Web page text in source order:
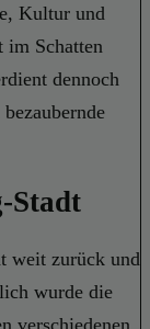
Kultur und
im Schatten
dennoch
Stadt
weit zurück und
wurde die